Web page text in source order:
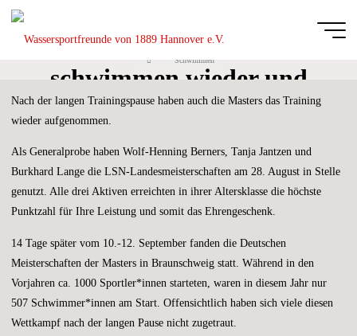
Zum
von 1889
BREITE
DES
SCHWIMM-
UND
Unsere Masters
schwimmen wieder und
sind erfolgreich
Schwimmen
Nach der langen Trainingspause haben auch die Masters das Training
wieder aufgenommen.
Als Generalprobe haben Wolf-Henning Berners, Tanja Jantzen und
Burkhard Lange die LSN-Landesmeisterschaften am 28. August in Stelle
genutzt. Alle drei Aktiven erreichten in ihrer Altersklasse die höchste
Punktzahl für Ihre Leistung und somit das Ehrengeschenk.
14 Tage später vom 10.-12. September fanden die Deutschen
Meisterschaften der Masters in Braunschweig statt. Während in den
Vorjahren ca. 1000 Sportler*innen starteten, waren in diesem Jahr nur
507 Schwimmer*innen am Start. Offensichtlich haben sich viele diesen
Wettkampf nach der langen Pause nicht zugetraut.